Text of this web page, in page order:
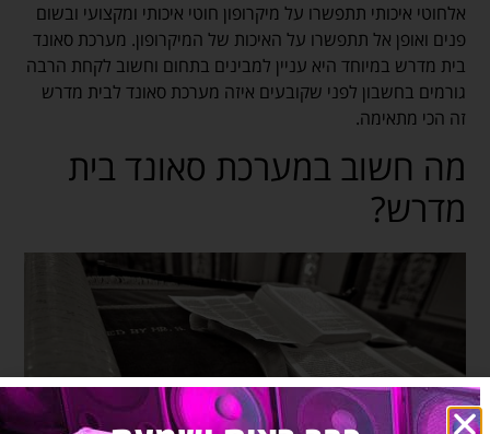
אלחוטי איכותי תתפשרו על מיקרופון חוטי איכותי ומקצועי ובשום
פנים ואופן אל תתפשרו על האיכות של המיקרופון. מערכת סאונד
בית מדרש במיוחד היא עניין למבינים בתחום וחשוב לקחת הרבה
גורמים בחשבון לפני שקובעים איזה מערכת סאונד לבית מדרש
זה הכי מתאימה.
מה חשוב במערכת סאונד בית
מדרש?